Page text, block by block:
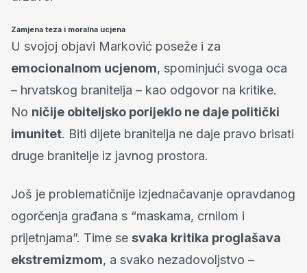
Zamjena teza i moralna ucjena
U svojoj objavi Marković poseže i za
emocionalnom ucjenom, spominjući svoga oca
– hrvatskog branitelja – kao odgovor na kritike.
No ničije obiteljsko porijeklo ne daje politički
imunitet. Biti dijete branitelja ne daje pravo brisati
druge branitelje iz javnog prostora.
Još je problematičnije izjednačavanje opravdanog
ogorčenja građana s “maskama, crnilom i
prijetnjama”. Time se svaka kritika proglašava
ekstremizmom, a svako nezadovoljstvo –